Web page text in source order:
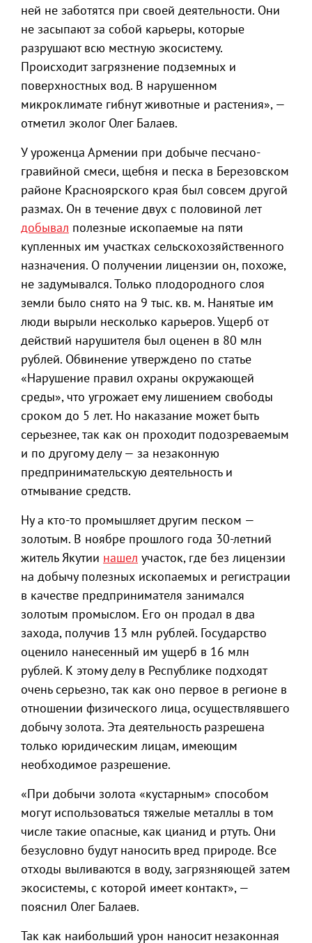
ней не заботятся при своей деятельности. Они
не засыпают за собой карьеры, которые
разрушают всю местную экосистему.
Происходит загрязнение подземных и
поверхностных вод. В нарушенном
микроклимате гибнут животные и растения», —
отметил эколог Олег Балаев.
У уроженца Армении при добыче песчано-
гравийной смеси, щебня и песка в Березовском
районе Красноярского края был совсем другой
размах. Он в течение двух с половиной лет
добывал полезные ископаемые на пяти
купленных им участках сельскохозяйственного
назначения. О получении лицензии он, похоже,
не задумывался. Только плодородного слоя
земли было снято на 9 тыс. кв. м. Нанятые им
люди вырыли несколько карьеров. Ущерб от
действий нарушителя был оценен в 80 млн
рублей. Обвинение утверждено по статье
«Нарушение правил охраны окружающей
среды», что угрожает ему лишением свободы
сроком до 5 лет. Но наказание может быть
серьезнее, так как он проходит подозреваемым
и по другому делу — за незаконную
предпринимательскую деятельность и
отмывание средств.
Ну а кто-то промышляет другим песком —
золотым. В ноябре прошлого года 30-летний
житель Якутии нашел участок, где без лицензии
на добычу полезных ископаемых и регистрации
в качестве предпринимателя занимался
золотым промыслом. Его он продал в два
захода, получив 13 млн рублей. Государство
оценило нанесенный им ущерб в 16 млн
рублей. К этому делу в Республике подходят
очень серьезно, так как оно первое в регионе в
отношении физического лица, осуществлявшего
добычу золота. Эта деятельность разрешена
только юридическим лицам, имеющим
необходимое разрешение.
«При добычи золота «кустарным» способом
могут использоваться тяжелые металлы в том
числе такие опасные, как цианид и ртуть. Они
безусловно будут наносить вред природе. Все
отходы выливаются в воду, загрязняющей затем
экосистемы, с которой имеет контакт», —
пояснил Олег Балаев.
Так как наибольший урон наносит незаконная